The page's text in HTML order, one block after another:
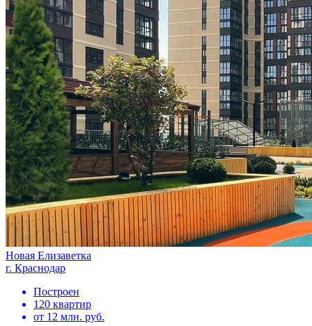
Новая Елизаветка
г. Краснодар
Построен
120 квартир
от 12 млн. руб.